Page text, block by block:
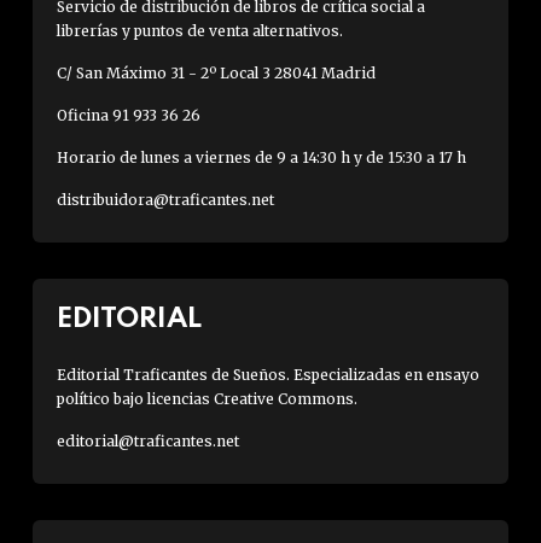
Servicio de distribución de libros de crítica social a
librerías y puntos de venta alternativos.
C/ San Máximo 31 - 2º Local 3 28041 Madrid
Oficina 91 933 36 26
Horario de lunes a viernes de 9 a 14:30 h y de 15:30 a 17 h
distribuidora@traficantes.net
EDITORIAL
Editorial Traficantes de Sueños. Especializadas en ensayo
político bajo licencias Creative Commons.
editorial@traficantes.net